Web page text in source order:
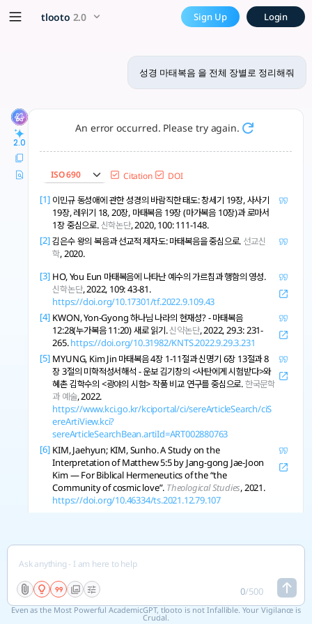
성경 마태복음 을 전체 장별로
마태복음은 신약 성경의 첫 번째 책으로, 예수 그리스도의 생애와 가
tlooto 2.0 Sign Up Login
성경 마태복음 을 전체 장별로 정리해줘
2.0
An error occurred. Please try again.
ISO 690 Citation DOI
[1] 이민규 동성애에 관한 성경의 바람직한 태도: 창세기 19장, 사사기
19장, 레위기 18, 20장, 마태복음 19장 (마가복음 10장)과 로마서
1장 중심으로.신학논단, 2020, 100: 111-148.
[2] 김은수 왕의 복음과 선교적 제자도: 마태복음을 중심으로. 선교신
학, 2020.
[3] HO, You Eun 마태복음에 나타난 예수의 가르침과 행함의 영성.
신학논단, 2022, 109: 43-81.
https://doi.org/10.17301/tf.2022.9.109.43
[4] KWON, Yon-Gyong 하나님 나라의 현재성? - 마태복음
12:28(누가복음 11:20) 새로 읽기.신약논단, 2022, 29.3: 231-
265.https://doi.org/10.31982/KNTS.2022.9.29.3.231
[5] MYUNG, Kim Jin 마태복음 4장 1-11절과 신명기 6장 13절과 8
장 3절의 미학적성서해석 - 운보 김기창의 <사탄에게 시험받다>와
혜촌 김학수의 <광야의 시험> 작품 비교 연구를 중심으로.한국문학
과 예술, 2022.
https://www.kci.go.kr/kciportal/ci/sereArticleSearch/ciS
ereArtiView.kci?
sereArticleSearchBean.artiId=ART002880763
[6] KIM, Jaehyun; KIM, Sunho. A Study on the
Interpretation of Matthew 5:5 by Jang-gong Jae-Joon
Kim — For Biblical Hermeneutics of the “the
Community of cosmic love”. Theological Studies, 2021.
https://doi.org/10.46334/ts.2021.12.79.107
See 4 related research
마태복음 장별로 구체적인 내용으로 요약해줘
0/500
Even as the Most Powerful AcademicGPT, tlooto is not Infallible. Your Vigilance is
Crucial.
x5 Smarter!